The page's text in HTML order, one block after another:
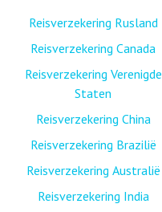
Reisverzekering Rusland
Reisverzekering Canada
Reisverzekering Verenigde
Staten
Reisverzekering China
Reisverzekering Brazilië
Reisverzekering Australië
Reisverzekering India